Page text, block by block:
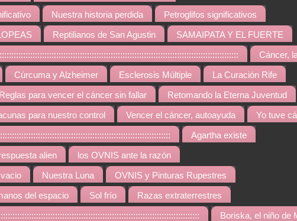
Nuestra historia perdida Petroglifos significativos
Reptilianos de San Agustin SAMAIPATA Y EL FUERTE
Cáncer,
Cúrcuma y Alzheimer Esclerosis Múltiple La Curación Rife
Reglas para vencer el cáncer sin fallar Retomando la Eterna Juventud
para nuestro control Vencer el cáncer, autoayuda Yo tuve
Agartha existe
respuesta alien los OVNIS ante la razón
Nuestra Luna OVNIS y Pinturas Rupestres
del espacio Sol frío Razas extraterrestres
Boriska, el niño de